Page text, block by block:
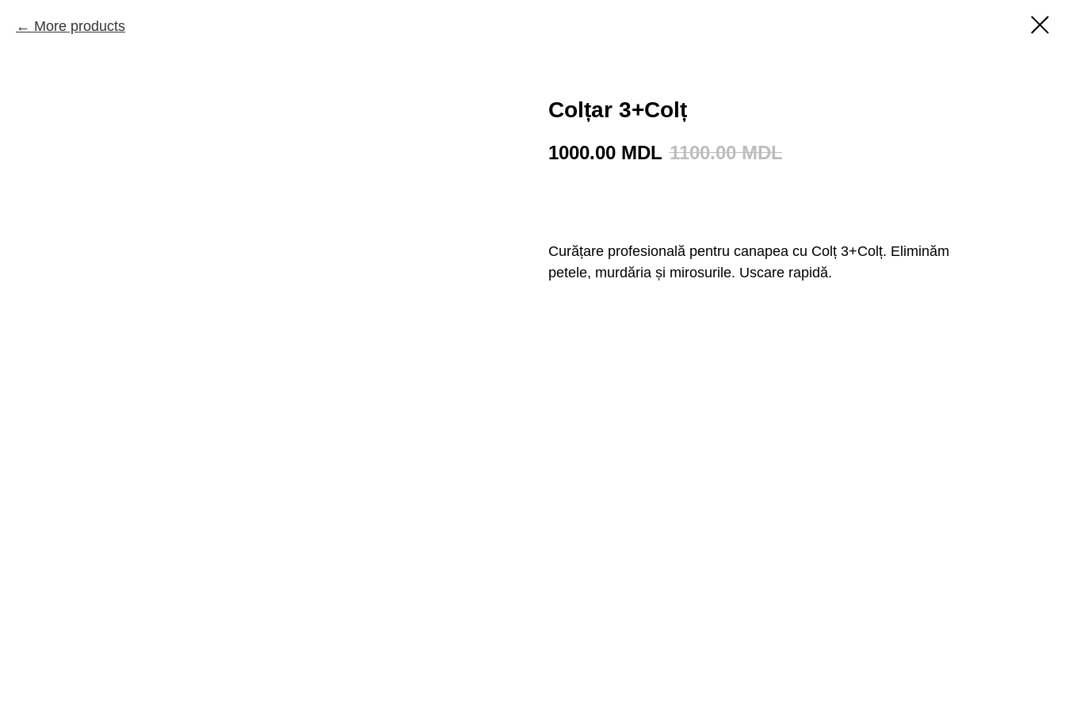
More products
Colțar 3+Colț
1000.00 MDL 1100.00 MDL
Curățare profesională pentru canapea cu Colț 3+Colț. Eliminăm
petele, murdăria și mirosurile. Uscare rapidă.